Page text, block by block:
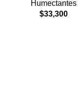
Humectantes
$33,300